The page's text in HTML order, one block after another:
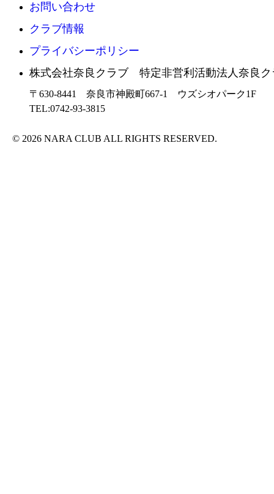
お問い合わせ
クラブ情報
プライバシーポリシー
株式会社奈良クラブ 特定非営利活動法人奈良ク
〒630-8441 奈良市神殿町667-1
ウズシオパーク1F
TEL:0742-93-3815
© 2026 NARA CLUB ALL RIGHTS RESERVED.